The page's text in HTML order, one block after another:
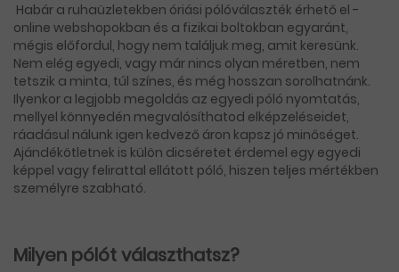
Habár a ruhaüzletekben óriási pólóválaszték érhető el -
online webshopokban és a fizikai boltokban egyaránt,
mégis előfordul, hogy nem találjuk meg, amit keresünk.
Nem elég egyedi, vagy már nincs olyan méretben, nem
tetszik a minta, túl színes, és még hosszan sorolhatnánk.
Ilyenkor a legjobb megoldás az egyedi póló nyomtatás,
mellyel könnyedén megvalósíthatod elképzeléseidet,
ráadásul nálunk igen kedvező áron kapsz jó minőséget.
Ajándékötletnek is külön dicséretet érdemel egy egyedi
képpel vagy felirattal ellátott póló, hiszen teljes mértékben
személyre szabható.
Milyen pólót választhatsz?